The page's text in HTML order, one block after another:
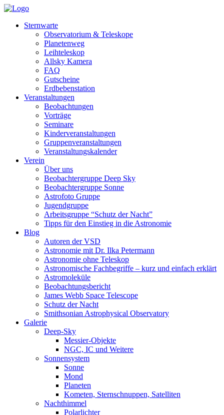
Sternwarte
Observatorium & Teleskope
Planetenweg
Leihteleskop
Allsky Kamera
FAQ
Gutscheine
Erdbebenstation
Veranstaltungen
Beobachtungen
Vorträge
Seminare
Kinderveranstaltungen
Gruppenveranstaltungen
Veranstaltungskalender
Verein
Über uns
Beobachtergruppe Deep Sky
Beobachtergruppe Sonne
Astrofoto Gruppe
Jugendgruppe
Arbeitsgruppe “Schutz der Nacht”
Tipps für den Einstieg in die Astronomie
Blog
Autoren der VSD
Astronomie mit Dr. Ilka Petermann
Astronomie ohne Teleskop
Astronomische Fachbegriffe – kurz und einfach erklärt
Astromoleküle
Beobachtungsbericht
James Webb Space Telescope
Schutz der Nacht
Smithsonian Astrophysical Observatory
Galerie
Deep-Sky
Messier-Objekte
NGC, IC und Weitere
Sonnensystem
Sonne
Mond
Planeten
Kometen, Sternschnuppen, Satelliten
Nachthimmel
Polarlichter